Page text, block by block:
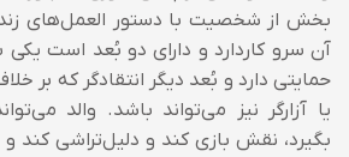
بخش از شخصیت با دستور العمل‌های
آن سرو کاردارد و دارای دو بُعد است
حمایتی دارد و بُعد دیگر انتقادگر که بر
یا آزارگر نیز می‌تواند باشد. والد
بگیرد، نقش بازی کند و دلیل‌تراشی